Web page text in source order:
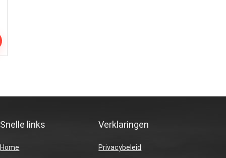
Snelle links
Home
Verklaringen
Privacybeleid